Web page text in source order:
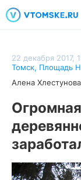
22 декабря 2017,
Томск, Площадь
Алена Хлестунова